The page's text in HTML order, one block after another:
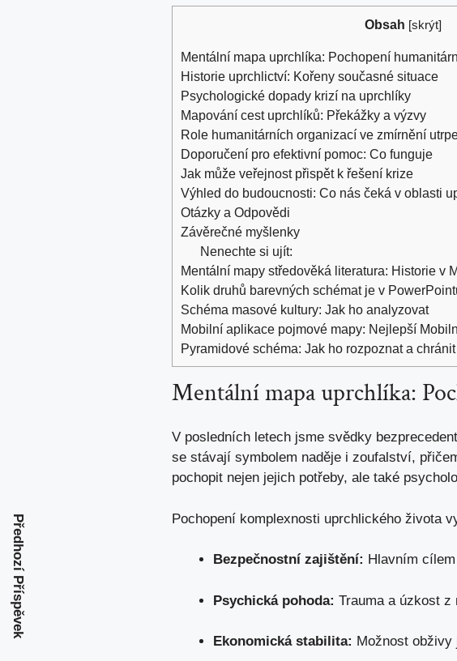
Obsah [skrýt]
Mentální mapa uprchlíka: Pochopení
Historie uprchlictví: Kořeny současné situace
Psychologické dopady krizí na uprchlíky
Mapování cest uprchlíků: Překážky a výzvy
Role humanitárních organizací ve zmírnění
Doporučení pro efektivní pomoc: Co funguje
Jak může veřejnost přispět k řešení krize
Výhled do budoucnosti: Co nás čeká v oblasti
Otázky a Odpovědi
Závěrečné myšlenky
Nenechte si ujít:
Mentální mapy středověká literatura: Historie v
Kolik druhů barevných schémat je v
Schéma masové kultury: Jak ho analyzovat
Mobilní aplikace pojmové mapy: Nejlepší
Pyramidové schéma: Jak ho rozpoznat a
Mentální mapa uprchlíka:
V posledních letech jsme svědky
se stávají symbolem naděje i zoufalství,
pochopit nejen jejich potřeby, ale také
Pochopení komplexnosti uprchlického života
Bezpečnostní zajištění: Hlavním
Psychická pohoda: Trauma a úzkost
Ekonomická stabilita: Možnost
Předhozí Příspěvek